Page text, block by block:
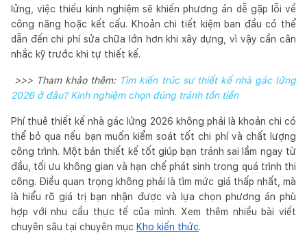
lửng, việc thiếu kinh nghiệm sẽ khiến phương án dễ gặp lỗi về
công năng hoặc kết cấu. Khoản chi tiết kiệm ban đầu có thể
dẫn đến chi phí sửa chữa lớn hơn khi xây dựng, vì vậy cần cân
nhắc kỹ trước khi tự thiết kế.
>>> Tham khảo thêm: Tìm kiến trúc sư thiết kế nhà gác lửng
2026 ở đâu? Kinh nghiệm chọn đúng tránh tốn tiền
Phí thuê thiết kế nhà gác lửng 2026 không phải là khoản chi có
thể bỏ qua nếu bạn muốn kiểm soát tốt chi phí và chất lượng
công trình. Một bản thiết kế tốt giúp bạn tránh sai lầm ngay từ
đầu, tối ưu không gian và hạn chế phát sinh trong quá trình thi
công. Điều quan trọng không phải là tìm mức giá thấp nhất, mà
là hiểu rõ giá trị bạn nhận được và lựa chọn phương án phù
hợp với nhu cầu thực tế của mình. Xem thêm nhiều bài viết
chuyên sâu tại chuyên mục Kho kiến thức.